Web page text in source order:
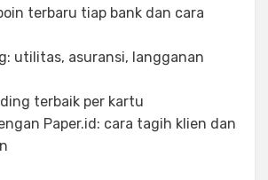
terbaru tiap bank dan cara
utilitas, asuransi, langganan
terbaik per kartu
Paper.id: cara tagih klien dan